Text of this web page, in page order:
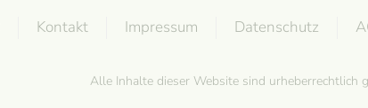
Kontakt Impressum Datenschutz
Alle Inhalte dieser Website sind